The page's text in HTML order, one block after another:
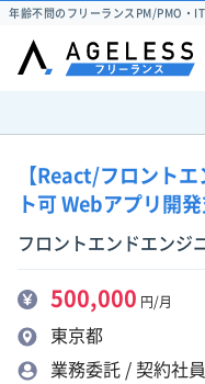
年齢不問のフリーランスPM/PMO・
【React/フロント
ト可 Webアプリ開
フロントエンドエンジ
500,000 円/月
東京都
業務委託 / 契約社員